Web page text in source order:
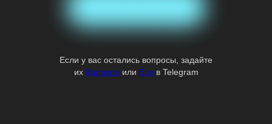
Если у вас остались вопросы, задайте
их Варваре или Еве в Telegram